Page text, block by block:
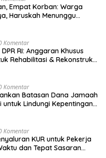
Empat Korban: Warga
Haruskah Menunggu
Komentar
RI: Anggaran Khusus
Rehabilitasi & Rekonstruksi
Komentar
Batasan Dana Jamaah
untuk Lindungi Kepentingan
Komentar
KUR untuk Pekerja
dan Tepat Sasaran